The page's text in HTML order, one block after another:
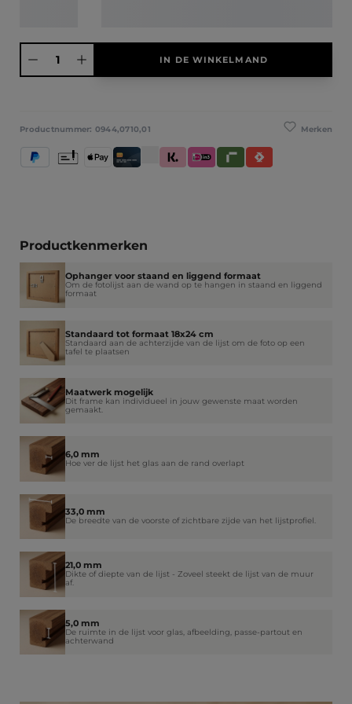
IN DE WINKELMAND
Merken
Productnummer: 0944,0710,01
PayPal Apple PayCreditcard / BetaalpasKlarna (Achteraf betalen / In delen
iDeal IN3RivertySatispay
Vooruitbetaling
Productkenmerken
Ophanger voor staand en liggend formaat
Om de fotolijst aan de wand op te hangen in staand en liggend
formaat
Standaard tot formaat 18x24 cm
Standaard aan de achterzijde van de lijst om de foto op een
tafel te plaatsen
Maatwerk mogelijk
Dit frame kan individueel in jouw gewenste maat worden
gemaakt.
6,0 mm
Hoe ver de lijst het glas aan de rand overlapt
33,0 mm
De breedte van de voorste of zichtbare zijde van het lijstprofiel.
21,0 mm
Dikte of diepte van de lijst - Zoveel steekt de lijst van de muur
af.
5,0 mm
De ruimte in de lijst voor glas, afbeelding, passe-partout en
achterwand